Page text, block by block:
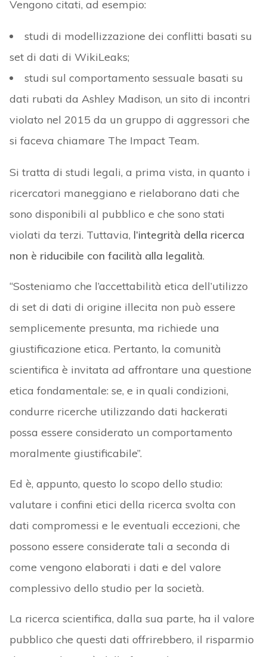
Vengono citati, ad esempio:
studi di modellizzazione dei conflitti basati su
set di dati di WikiLeaks;
studi sul comportamento sessuale basati su
dati rubati da Ashley Madison, un sito di incontri
violato nel 2015 da un gruppo di aggressori che
si faceva chiamare The Impact Team.
Si tratta di studi legali, a prima vista, in quanto i
ricercatori maneggiano e rielaborano dati che
sono disponibili al pubblico e che sono stati
violati da terzi. Tuttavia, l’integrità della ricerca
non è riducibile con facilità alla legalità.
“Sosteniamo che l’accettabilità etica dell’utilizzo
di set di dati di origine illecita non può essere
semplicemente presunta, ma richiede una
giustificazione etica. Pertanto, la comunità
scientifica è invitata ad affrontare una questione
etica fondamentale: se, e in quali condizioni,
condurre ricerche utilizzando dati hackerati
possa essere considerato un comportamento
moralmente giustificabile”.
Ed è, appunto, questo lo scopo dello studio:
valutare i confini etici della ricerca svolta con
dati compromessi e le eventuali eccezioni, che
possono essere considerate tali a seconda di
come vengono elaborati i dati e del valore
complessivo dello studio per la società.
La ricerca scientifica, dalla sua parte, ha il valore
pubblico che questi dati offrirebbero, il risparmio